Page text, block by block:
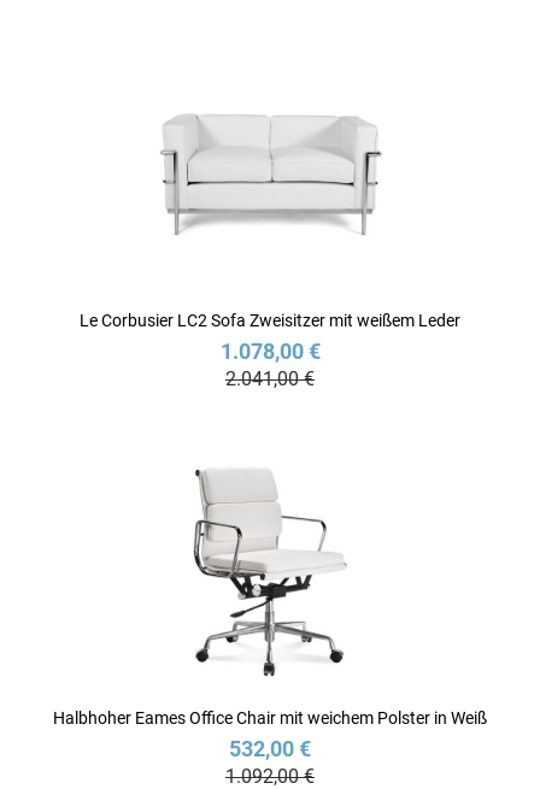
Le Corbusier LC2 Sofa Zweisitzer mit weißem Leder
1.078,00 €
2.041,00 €
Halbhoher Eames Office Chair mit weichem Polster in Weiß
532,00 €
1.092,00 €